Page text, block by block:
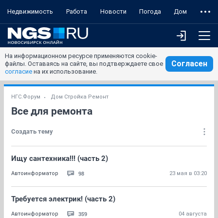
Недвижимость Работа Новости Погода Дом
На информационном ресурсе применяются cookie-
файлы. Оставаясь на сайте, вы подтверждаете свое
согласие на их использование.
Согласен
НГС.Форум Дом Стройка Ремонт
Все для ремонта
Создать тему
Ищу сантехника!!! (часть 2)
Автоинформатор 98 23 мая в 03:20
Требуется электрик! (часть 2)
Автоинформатор 359 04 августа